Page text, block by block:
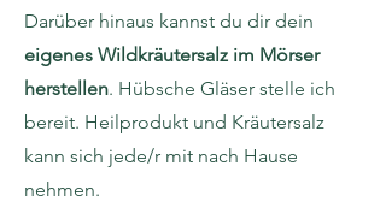
Darüber hinaus kannst du dir dein
eigenes Wildkräutersalz im Mörser
herstellen. Hübsche Gläser stelle ich
bereit. Heilprodukt und Kräutersalz
kann sich jede/r mit nach Hause
nehmen.